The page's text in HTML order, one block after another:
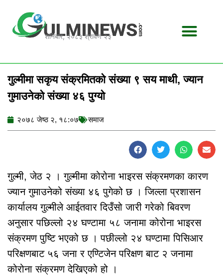
content
शनिबार, २०८३ श्रावण २३
गुल्मीमा सकृय संक्रमितको संख्या ९ सय माथी, ज्यान
गुमाउनेको संख्या ४६ पुग्यो
२०७८ जेष्ठ २, १८:०७ समाज
गुल्मी, जेठ २ । गुल्मीमा कोरोना भाइरस संक्रमणका कारण
ज्यान गुमाउनेको संख्या ४६ पुगेको छ । जिल्ला प्रशासन
कार्यालय गुल्मीले आईतवार दिउँसो जारी गरेको बिवरण
अनुसार पछिल्लो २४ घण्टामा ५८ जनामा कोरोना भाइरस
संक्रमण पुष्टि भएको छ । पछील्लो २४ घण्टामा पिसिआर
परिक्षणबाट ५६ जना र एण्टिजेन परिक्षण बाट २ जनामा
कोरोना संक्रमण देखिएको हो ।